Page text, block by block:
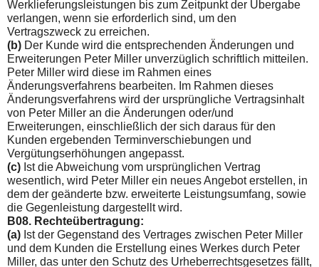
Werklieferungsleistungen bis zum Zeitpunkt der Übergabe
verlangen, wenn sie erforderlich sind, um den
Vertragszweck zu erreichen.
(b) Der Kunde wird die entsprechenden Änderungen und
Erwei­terungen Peter Miller unverzüglich schriftlich mitteilen.
Peter Miller wird diese im Rahmen eines
Änderungsverfahrens bearbeiten. Im Rahmen dieses
Änderungsverfahrens wird der ursprüngliche Vertragsinhalt
von Peter Miller an die Änderungen oder/und
Erweiterungen, einschließlich der sich daraus für den
Kunden ergebenden Terminverschiebungen und
Vergütungser­höhungen angepasst.
(c) Ist die Abweichung vom ursprünglichen Vertrag
wesentlich, wird Peter Miller ein neues Angebot erstellen, in
dem der geän­derte bzw. erweiterte Leistungsumfang, sowie
die Gegenleis­tung dargestellt wird.
B08. Rechteübertragung:
(a) Ist der Gegenstand des Vertrages zwischen Peter Miller
und dem Kunden die Erstellung eines Werkes durch Peter
Miller, das unter den Schutz des Urheberrechtsgesetzes fällt,